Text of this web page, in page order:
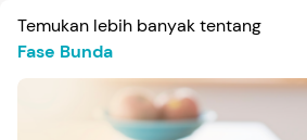
Temukan lebih banyak tentang
Fase Bunda